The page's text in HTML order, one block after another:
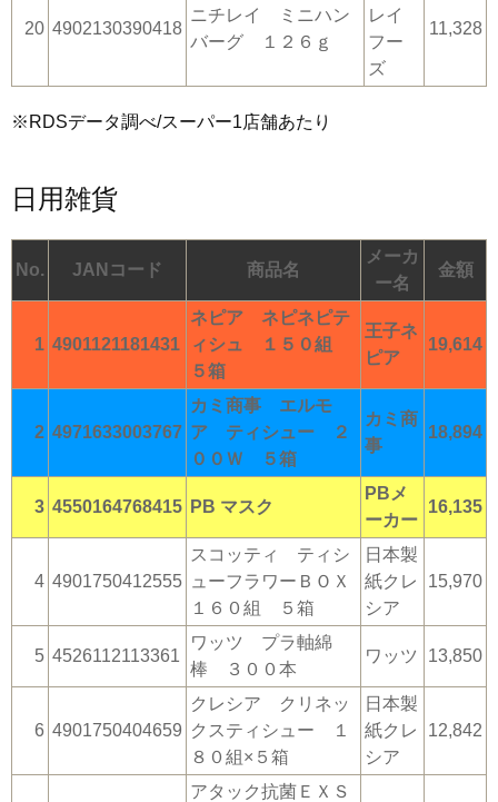
20 4902130390418
ニチレイ ミニハン
バーグ １２６ｇ
レイ
フー
ズ
11,328
※RDSデータ調べ/スーパー1店舗あたり
日用雑貨
No. JANコード 商品名
メーカ
ー名
金額
1 4901121181431
ネピア ネピネピテ
ィシュ １５０組
５箱
王子ネ
ピア
19,614
2 4971633003767
カミ商事 エルモ
ア ティシュー ２
００Ｗ ５箱
カミ商
事
18,894
3 4550164768415 PB マスク
PBメ
ーカー
16,135
4 4901750412555
スコッティ ティシ
ューフラワーＢＯＸ
１６０組 ５箱
日本製
紙クレ
シア
15,970
5 4526112113361
ワッツ プラ軸綿
棒 ３００本
ワッツ 13,850
6 4901750404659
クレシア クリネッ
クスティシュー １
８０組×５箱
日本製
紙クレ
シア
12,842
アタック抗菌ＥＸＳ